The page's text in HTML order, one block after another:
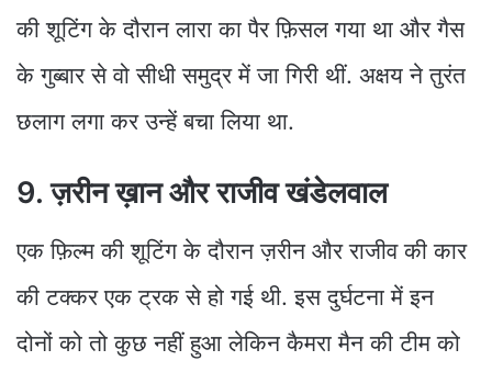
की शूटिंग के दौरान लारा का पैर फ़िसल गया था और गैस
के गुब्बार से वो सीधी समुद्र में जा गिरी थीं. अक्षय ने तुरंत
छलाग लगा कर उन्हें बचा लिया था.
9. ज़रीन ख़ान और राजीव खंडेलवाल
एक फ़िल्म की शूटिंग के दौरान ज़रीन और राजीव की कार
की टक्कर एक ट्रक से हो गई थी. इस दुर्घटना में इन
दोनों को तो कुछ नहीं हुआ लेकिन कैमरा मैन की टीम को